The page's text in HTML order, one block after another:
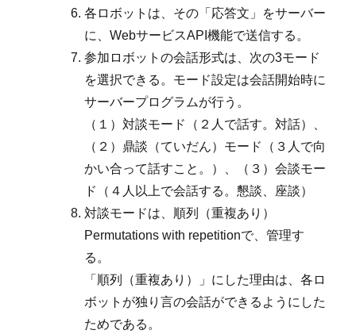
各ロボットは、その「応答文」をサーバー
に、WebサービスAPI機能で送信する。
参加ロボットの会話形式は、次の3モード
を選択できる。モード設定は会話開始時に
サーバープログラムが行う。
（１）対談モード（２人で話す。対話）、
（２）鼎談（ていだん）モード（３人で向
かい合って話すこと。）、（３）会談モー
ド（４人以上で会話する。懇談、座談）
対談モードは、順列（重複あり）
Permutations with repetitionで、管理す
る。
「順列（重複あり）」にした理由は、各ロ
ボットが独り言の会話ができるようにした
ためである。